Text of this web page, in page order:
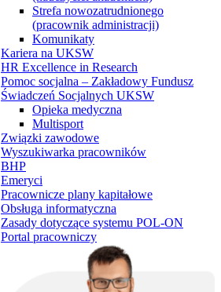
Strefa nowozatrudnionego
(pracownik administracji)
Komunikaty
Kariera na UKSW
HR Excellence in Research
Pomoc socjalna – Zakładowy Fundusz
Świadczeń Socjalnych UKSW
Opieka medyczna
Multisport
Związki zawodowe
Wyszukiwarka pracowników
BHP
Emeryci
Pracownicze plany kapitałowe
Obsługa informatyczna
Zasady dotyczące systemu POL-ON
Portal pracowniczy